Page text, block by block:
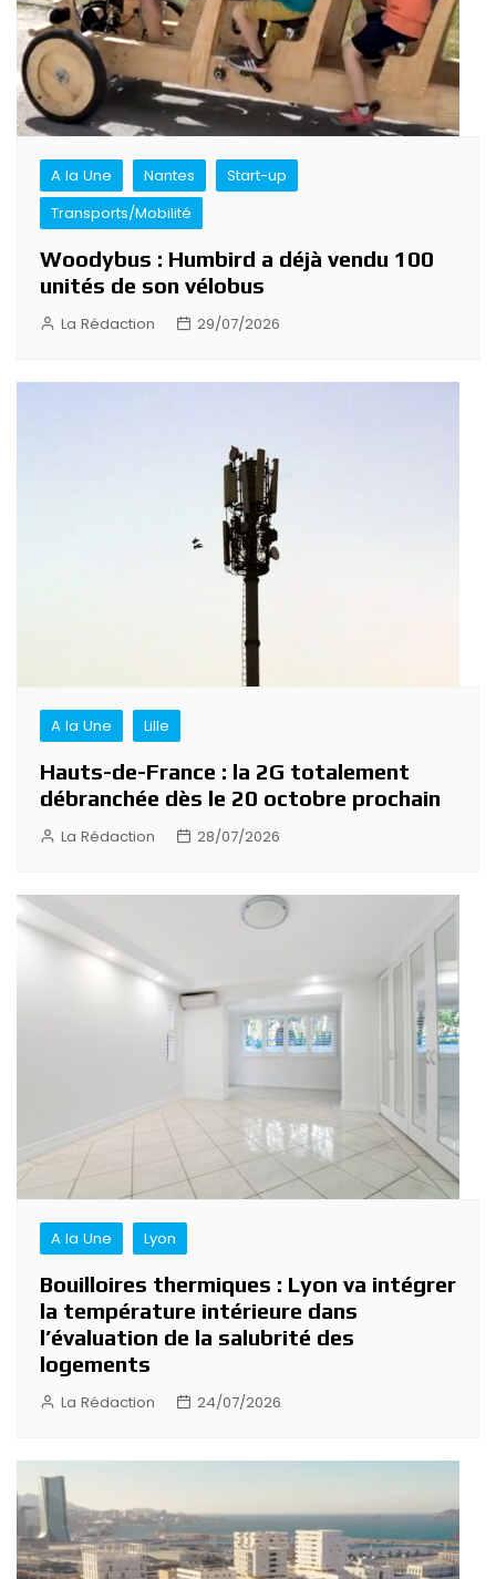
A la Une Nantes
Start-up
Transports/Mobilité
Woodybus : Humbird a déjà vendu 100
unités de son vélobus
La Rédaction 29/07/2026
A la Une Lille
Hauts-de-France : la 2G totalement
débranchée dès le 20 octobre prochain
La Rédaction 28/07/2026
A la Une Lyon
Bouilloires thermiques : Lyon va intégrer
la température intérieure dans
l’évaluation de la salubrité des
logements
La Rédaction 24/07/2026